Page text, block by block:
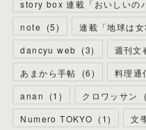
story box 連載「おいしいの
note
(5) 連載「地球は
dancyu web (3) 週刊文
あまから手帖
(6) 料理通
anan
(1 ) クロワッサン (
Numero TOKYO (1) 文